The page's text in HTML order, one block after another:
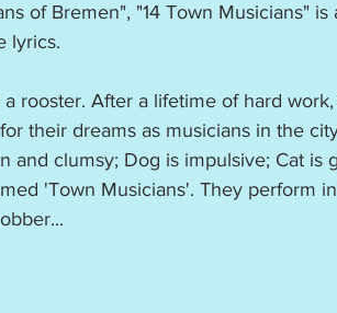
of Bremen", "14 Town Musicians" is
lyrics.
rooster. After a lifetime of hard
their dreams as musicians in the
and clumsy; Dog is impulsive; Cat is
'Town Musicians'. They perform